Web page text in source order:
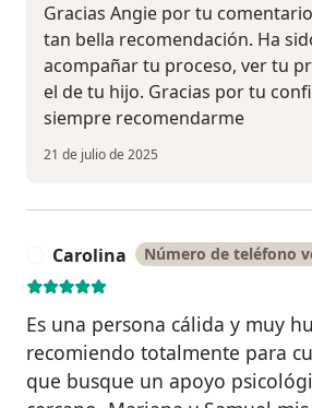
Gracias Angie por tu
tan bella recomendación. Ha
acompañar tu proceso, ver tu
el de tu hijo. Gracias por tu
siempre recomendarme
21 de julio de 2025
Carolina Número de teléfono
Es una persona cálida y muy
recomiendo totalmente para
que busque un apoyo